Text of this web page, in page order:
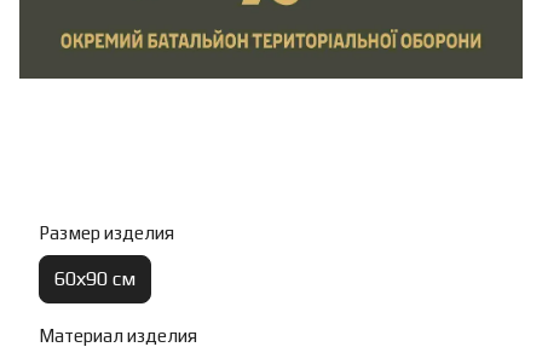
Размер изделия
60х90 см
Материал изделия